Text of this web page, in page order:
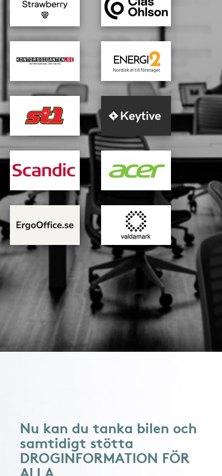
Nu kan du tanka bilen och
samtidigt stötta
DROGINFORMATION FÖR
ALLA